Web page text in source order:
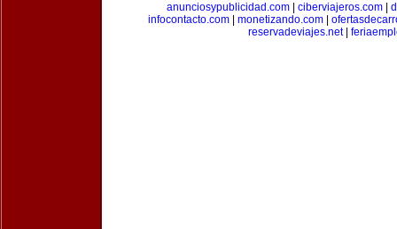
anunciosypublicidad.com| ciberviajeros.com|
infocontacto.com
monetizando.com
reservadeviajes.net|